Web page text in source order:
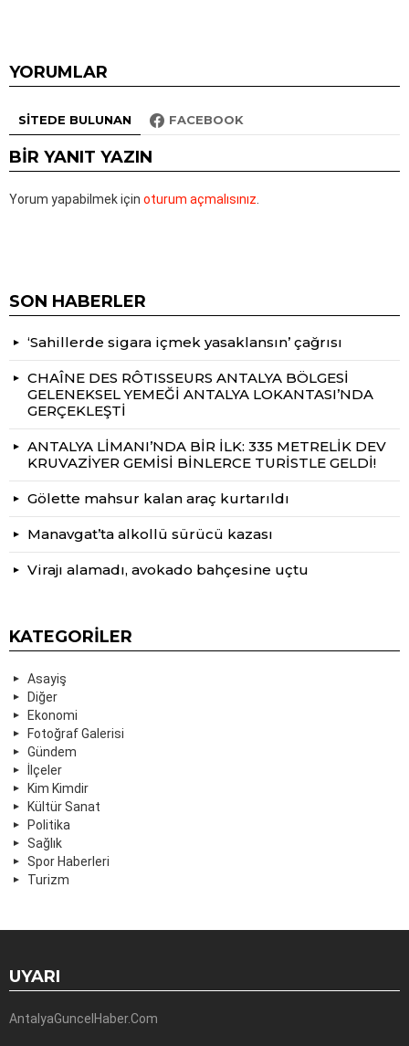
YORUMLAR
SITEDE BULUNAN FACEBOOK
BIR YANIT YAZIN
Yorum yapabilmek için oturum açmalısınız
SON HABERLER
‘Sahillerde sigara içmek yasaklansın’ çağrısı
CHAÎNE DES RÔTISSEURS ANTALYA BÖLGESİ
GELENEKSEL YEMEĞİ ANTALYA LOKANTASI’NDA
GERÇEKLEŞTİ
ANTALYA LİMANI’NDA BİR İLK: 335 METRELİK DEV
KRUVAZİYER GEMİSİ BİNLERCE TURİSTLE GELDİ!
Gölette mahsur kalan araç kurtarıldı
Manavgat’ta alkollü sürücü kazası
Virajı alamadı, avokado bahçesine uçtu
KATEGORILER
Asayiş
Diğer
Ekonomi
Fotoğraf Galerisi
Gündem
İlçeler
Kim Kimdir
Kültür Sanat
Politika
Sağlık
Spor Haberleri
Turizm
UYARI
AntalyaGuncelHaber.Com